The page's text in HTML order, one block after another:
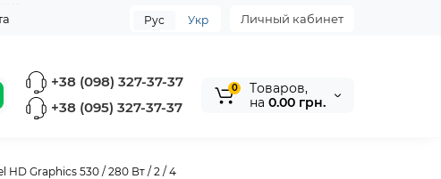
Личный кабинет
Рус Укр
+38 (098) 327-37-37
+38 (095) 327-37-37
0
Tоваров,
на 0.00 грн.
HD Graphics 530 / 280 Вт / 2 / 4